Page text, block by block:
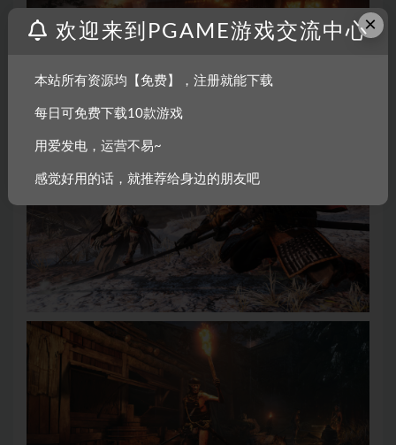
×
欢迎来到PGAME游戏交流中心
本站所有资源均【免费】，注册就能下载
每日可免费下载10款游戏
用爱发电，运营不易~
感觉好用的话，就推荐给身边的朋友吧